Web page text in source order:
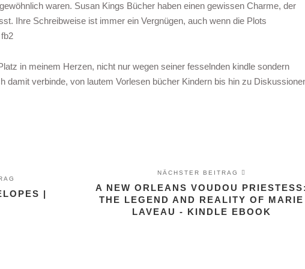
waren. Susan Kings Bücher haben einen gewissen Charme, der
Ihre Schreibweise ist immer ein Vergnügen, auch wenn die Plots
in meinem Herzen, nicht nur wegen seiner fesselnden kindle sondern
damit verbinde, von lautem Vorlesen bücher Kindern bis hin zu
|
NÄCHSTER BEITRAG
A NEW ORLEANS VOUDOU
THE LEGEND AND REALITY OF MARIE
LAVEAU - KINDLE EBOOK